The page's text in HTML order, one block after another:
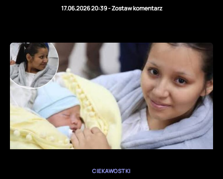
17.06.2026 20:39-Zostaw komentarz
CIEKAWOSTKI